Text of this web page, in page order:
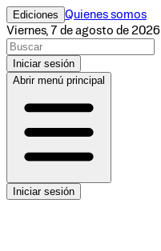
Ediciones Quienes somos
Viernes, 7 de agosto de 2026
Iniciar sesión
Abrir menú principal
Iniciar sesión